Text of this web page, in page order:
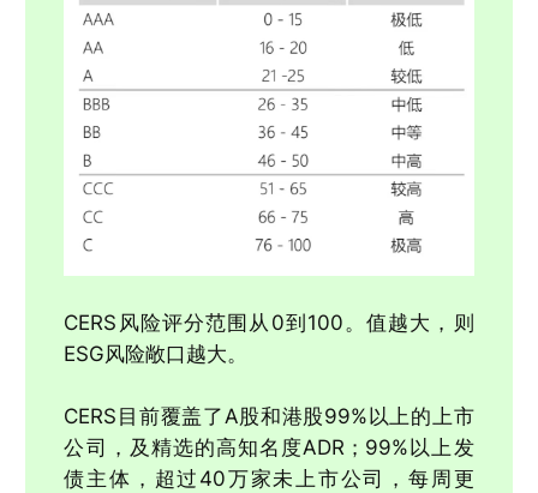
CERS风险评分范围从0到100。值越大，则
ESG风险敞口越大。
CERS目前覆盖了A股和港股99%以上的上市
公司，及精选的高知名度ADR；99%以上发
债主体，超过40万家未上市公司，每周更